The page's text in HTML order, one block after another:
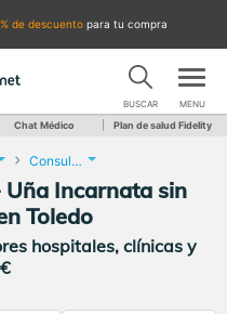
de descuento para tu compra
BUSCAR MENU
Chat Médico Plan de salud Fidelity
Consulta de Podología + Uña Incarnata sin Tratamiento Quirúrgico
Uña Incarnata sin
Toledo
hospitales, clínicas y